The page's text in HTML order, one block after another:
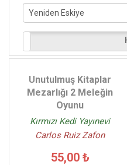
Arslan Sayman - (8)
Onur Caymaz - (8)
Kolektif - (8)
Unutulmuş Kitaplar
Mezarlığı 2 Meleğin
Oyunu
Kırmızı Kedi Yayınevi
Carlos Ruiz Zafon
55,00 ₺